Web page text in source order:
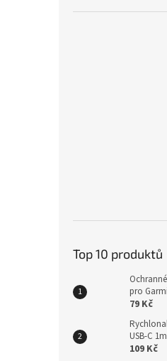
Top 10 produktů
pro
79 Kč
USB-C 1m
109 Kč